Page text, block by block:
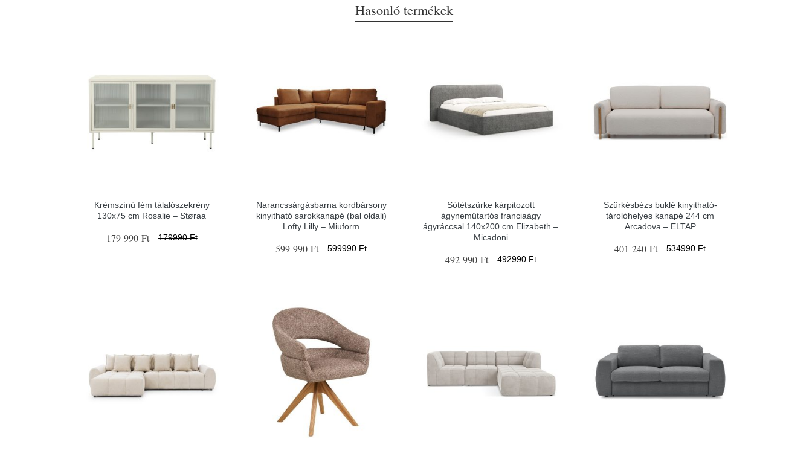
Hasonló termékek
Krémszínű fém tálalószekrény
130x75 cm Rosalie – Støraa
179 990 Ft 179990 Ft
Narancssárgásbarna kordbársony
kinyitható sarokkanapé (bal oldali)
Lofty Lilly – Miuform
599 990 Ft 599990 Ft
Sötétszürke kárpitozott
ágyneműtartós franciaágy
ágyráccsal 140x200 cm Elizabeth –
Micadoni
492 990 Ft 492990 Ft
Szürkésbézs buklé kinyitható-
tárolóhelyes kanapé 244 cm
Arcadova – ELTAP
401 240 Ft 534990 Ft